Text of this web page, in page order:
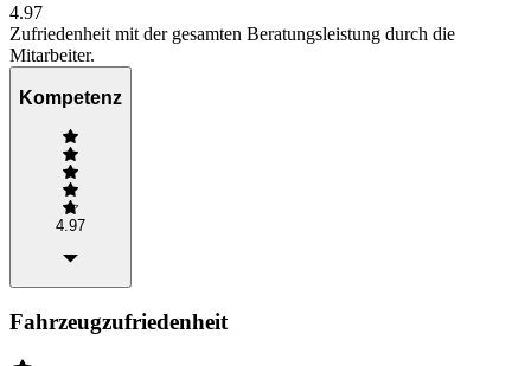
4.97
Zufriedenheit mit der gesamten Beratungsleistung durch die
Mitarbeiter.
Kompetenz
4.97
Fahrzeugzufriedenheit